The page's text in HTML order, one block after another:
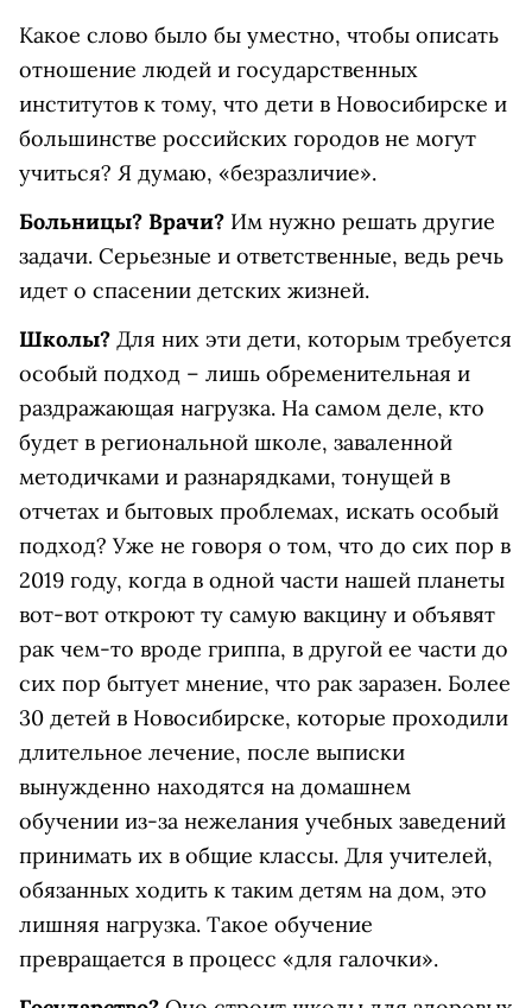
Какое слово было бы уместно, чтобы описать
отношение людей и государственных
институтов к тому, что дети в Новосибирске и
большинстве российских городов не могут
учиться? Я думаю, «безразличие».
Больницы? Врачи? Им нужно решать другие
задачи. Серьезные и ответственные, ведь речь
идет о спасении детских жизней.
Школы? Для них эти дети, которым требуется
особый подход – лишь обременительная и
раздражающая нагрузка. На самом деле, кто
будет в региональной школе, заваленной
методичками и разнарядками, тонущей в
отчетах и бытовых проблемах, искать особый
подход? Уже не говоря о том, что до сих пор в
2019 году, когда в одной части нашей планеты
вот-вот откроют ту самую вакцину и объявят
рак чем-то вроде гриппа, в другой ее части до
сих пор бытует мнение, что рак заразен. Более
30 детей в Новосибирске, которые проходили
длительное лечение, после выписки
вынужденно находятся на домашнем
обучении из-за нежелания учебных заведений
принимать их в общие классы. Для учителей,
обязанных ходить к таким детям на дом, это
лишняя нагрузка. Такое обучение
превращается в процесс «для галочки».